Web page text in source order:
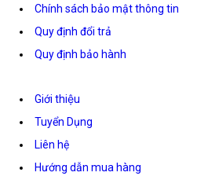
Chính sách bảo mật thông tin
Quy định đổi trả
Quy định bảo hành
Giới thiệu
Tuyển Dụng
Liên hệ
Hướng dẫn mua hàng